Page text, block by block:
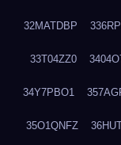
32MATDBP
33T04ZZ0
34Y7PBO1
35O1QNFZ